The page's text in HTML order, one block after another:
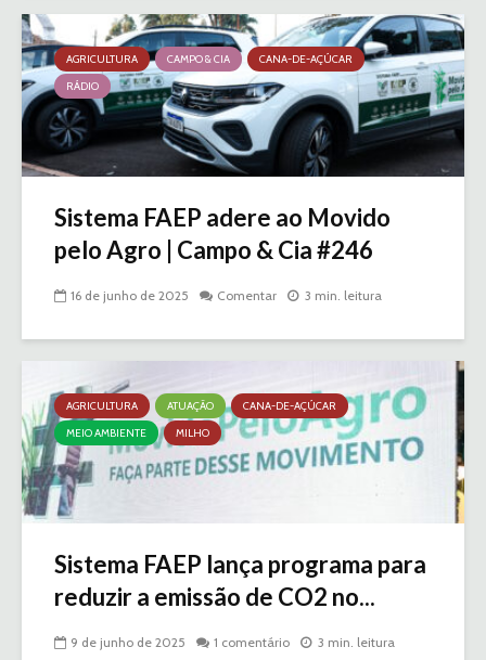
AGRICULTURA CAMPO & CIA
CANA-DE-AÇÚCAR
RÁDIO
Sistema FAEP adere ao Movido
pelo Agro | Campo & Cia #246
16 de junho de 2025 Comentar 3 min. leitura
AGRICULTURA ATUAÇÃO
CANA-DE-AÇÚCAR
MEIO AMBIENTE
MILHO
Sistema FAEP lança programa para
reduzir a emissão de CO2 no...
9 de junho de 2025 1 comentário 3 min. leitura